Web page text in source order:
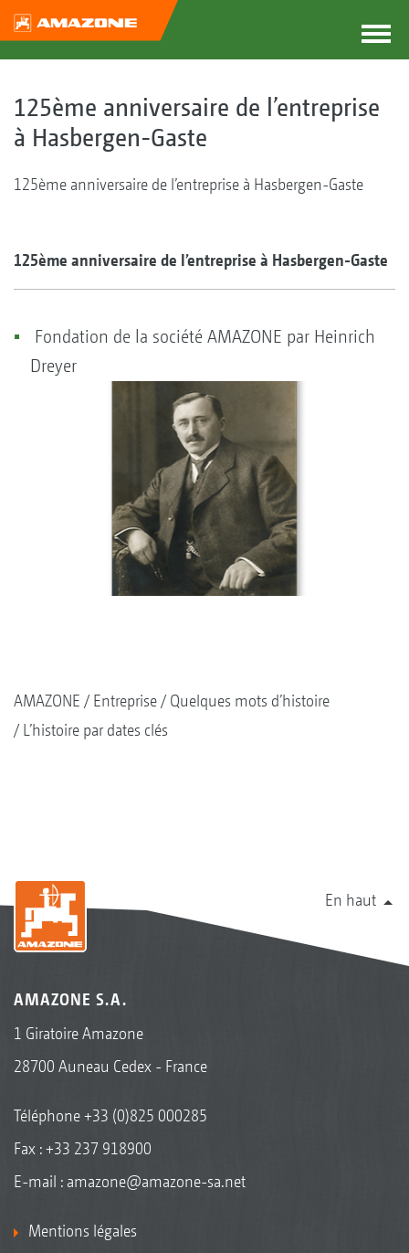
125ème anniversaire de l’entreprise
à Hasbergen-Gaste
125ème anniversaire de l’entreprise à Hasbergen-Gaste
125ème anniversaire de l’entreprise à Hasbergen-Gaste
Fondation de la société AMAZONE par Heinrich
Dreyer
AMAZONE Entreprise
Quelques mots d’histoire
L’histoire par dates clés
En haut
AMAZONE S.A.
1 Giratoire Amazone
28700 Auneau Cedex - France
Téléphone+33 (0)825 000285
Fax : +33 237 918900
E-mail : amazone@amazone-sa.net
Mentions légales